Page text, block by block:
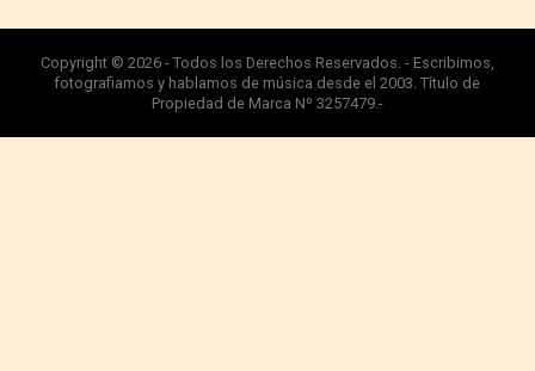
Copyright © 2026 - Todos los Derechos Reservados. - Escribimos,
fotografiamos y hablamos de música desde el 2003. Título de
Propiedad de Marca Nº 3257479.-